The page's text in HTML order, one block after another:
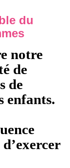
du
notre
de
de
enfants.